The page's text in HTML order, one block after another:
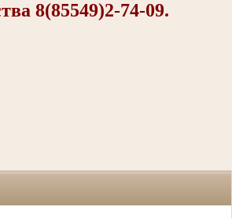
8(85549)2-74-09.